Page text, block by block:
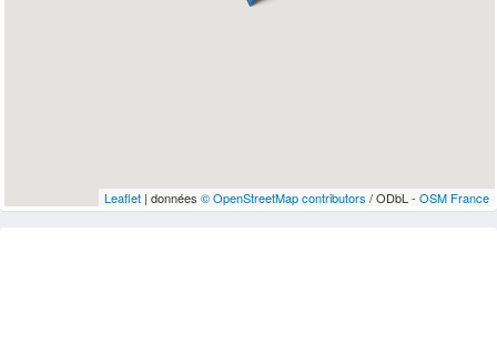
Leaflet| données © OpenStreetMap contributors / ODbL - OSM France